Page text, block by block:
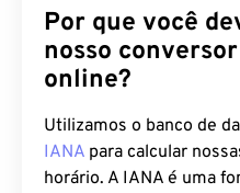
Por que você
nosso
online?
Utilizamos o banco de
IANA para calcular
horário. A IANA é uma